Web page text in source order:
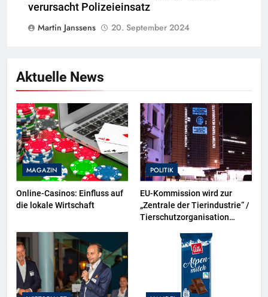
verursacht Polizeieinsatz
Martin Janssens
20. September 2024
Aktuelle News
MAGAZIN
Online-Casinos: Einfluss auf
die lokale Wirtschaft
POLITIK
EU-Kommission wird zur
„Zentrale der Tierindustrie“ /
Tierschutzorganisation
Projektion in Brüssel die
Nähe der EU-Kommission zur
Tierindustrie an